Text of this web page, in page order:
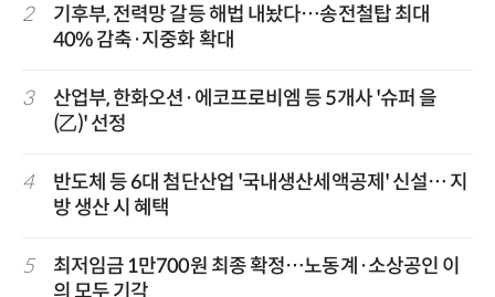
2
기후부, 전력망 갈등 해법 내놨다…송전철탑 최대
40% 감축·지중화 확대
3
산업부, 한화오션·에코프로비엠 등 5개사 '슈퍼 을
(乙)' 선정
4
반도체 등 6대 첨단산업 '국내생산세액공제' 신설… 지
방 생산 시 혜택
5
최저임금 1만700원 최종 확정…노동계·소상공인 이
의 모두 기각